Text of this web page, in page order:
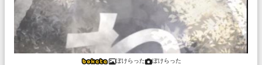
ぼけらった ぼけらった